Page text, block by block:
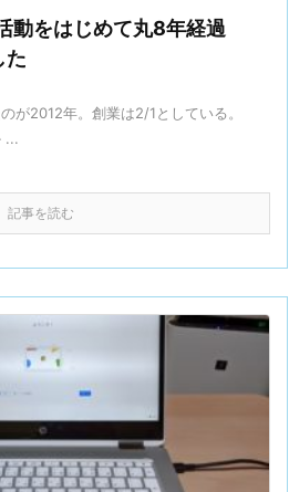
動をはじめて丸8年経過
た
が2012年。創業は2/1としている。
...
記事を読む